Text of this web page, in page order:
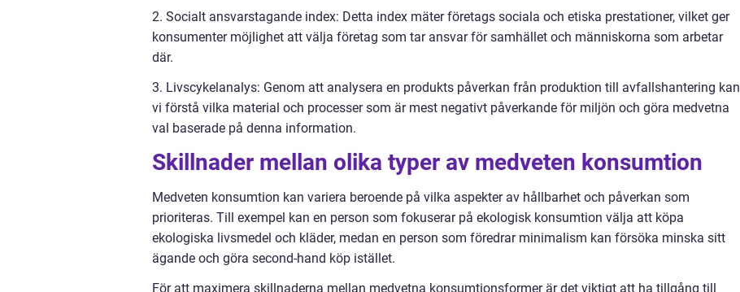
2. Socialt ansvarstagande index: Detta index mäter företags sociala och etiska prestationer, vilket ger
konsumenter möjlighet att välja företag som tar ansvar för samhället och människorna som arbetar
där.
3. Livscykelanalys: Genom att analysera en produkts påverkan från produktion till avfallshantering kan
vi förstå vilka material och processer som är mest negativt påverkande för miljön och göra medvetna
val baserade på denna information.
Skillnader mellan olika typer av medveten konsumtion
Medveten konsumtion kan variera beroende på vilka aspekter av hållbarhet och påverkan som
prioriteras. Till exempel kan en person som fokuserar på ekologisk konsumtion välja att köpa
ekologiska livsmedel och kläder, medan en person som föredrar minimalism kan försöka minska sitt
ägande och göra second-hand köp istället.
För att maximera skillnaderna mellan medvetna konsumtionsformer är det viktigt att ha tillgång till